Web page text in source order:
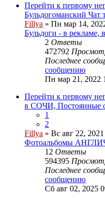
Перейти к первому
Бульдогоманский Чат
Fillya » Пн мар 14,
Бульдоги - в
2 Ответы
472792
Последнее
сообщению
Пн мар 21, 2022
Перейти к первому
в СОЧИ, Постоянные
1
2
Fillya » Вс авг 22,
Фотоальбомы
12 Ответы
594395
Последнее
сообщению
Сб авг 02, 2025